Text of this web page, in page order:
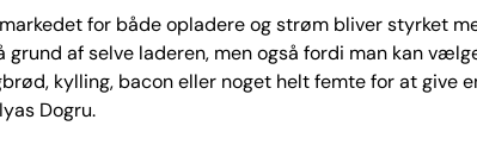
for både opladere og strøm bliver styrket
grund af selve laderen, men også fordi man kan
kylling, bacon eller noget helt femte for at give
Dogru.